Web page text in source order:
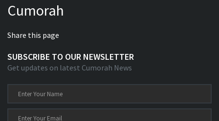
Cumorah
Share this page
SUBSCRIBE TO OUR NEWSLETTER
Get updates on latest Cumorah News